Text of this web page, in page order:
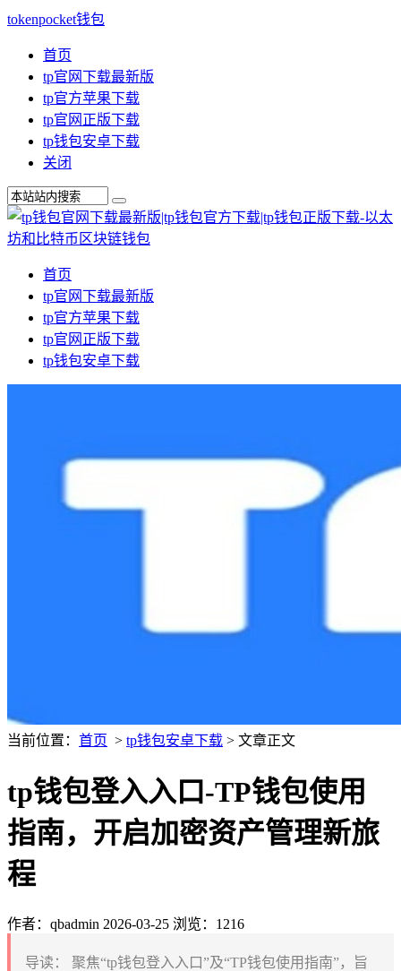
tokenpocket钱包
首页
tp官网下载最新版
tp官方苹果下载
tp官网正版下载
tp钱包安卓下载
关闭
首页
tp官网下载最新版
tp官方苹果下载
tp官网正版下载
tp钱包安卓下载
当前位置： 首页 > tp钱包安卓下载 > 文章正文
tp钱包登入入口-TP钱包使用
指南，开启加密资产管理新旅
程
作者：qbadmin 2026-03-25 浏览：1216
导读：
聚焦“tp钱包登入入口”及“TP钱包使用指南”，旨